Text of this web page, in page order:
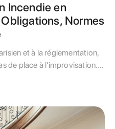
Incendie en
Normes
et à la réglementation,
de place à l'improvisation.
pour votre immeuble.